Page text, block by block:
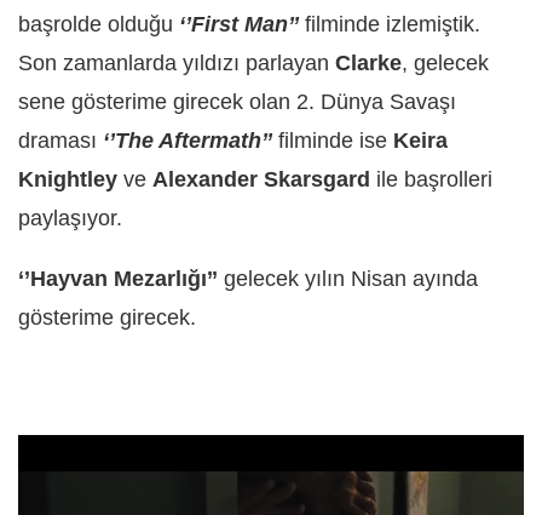
başrolde olduğu ‘’First Man’’filminde izlemiştik.
Son zamanlarda yıldızı parlayan Clarke, gelecek
sene gösterime girecek olan 2. Dünya Savaşı
draması ‘’The Aftermath’’filminde ise Keira
Knightley ve Alexander Skarsgard ile başrolleri
paylaşıyor.
‘’Hayvan Mezarlığı’’ gelecek yılın Nisan ayında
gösterime girecek.